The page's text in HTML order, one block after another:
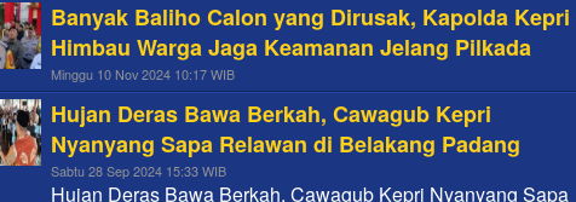
Banyak Baliho Calon yang Dirusak, Kapolda Kepri
Himbau Warga Jaga Keamanan Jelang Pilkada
Minggu 10 Nov 2024 10:17 WIB
Hujan Deras Bawa Berkah, Cawagub Kepri
Nyanyang Sapa Relawan di Belakang Padang
Sabtu 28 Sep 2024 15:33 WIB
Hujan Deras Bawa Berkah, Cawagub Kepri Nyanyang Sapa